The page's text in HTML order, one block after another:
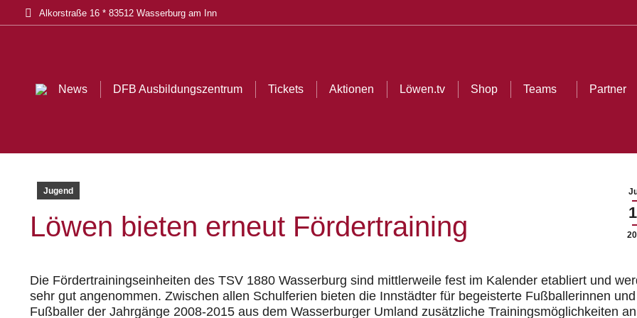
Alkorstraße 16 * 83512 Wasserburg am Inn
News DFB Ausbildungszentrum Tickets Aktionen Löwen.tv Shop Teams Partner
Jugend
Löwen bieten erneut Fördertraining
Die Fördertrainingseinheiten des TSV 1880 Wasserburg sind mittlerweile fest im Kalender etabliert und
sehr gut angenommen. Zwischen allen Schulferien bieten die Innstädter für begeisterte Fußballerinnen und
Fußballer der Jahrgänge 2008-2015 aus dem Wasserburger Umland zusätzliche Trainingsmöglichkeiten
News DFB Ausbildungszentrum Tickets Aktionen Löwen.tv Shop Teams Partner